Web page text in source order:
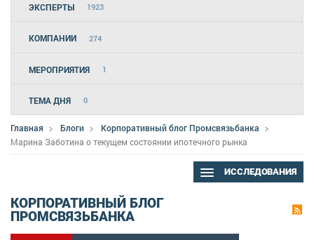
ЭКСПЕРТЫ 1923
КОМПАНИИ 274
МЕРОПРИЯТИЯ 1
ТЕМА ДНЯ 0
Главная Блоги
Корпоративный блог Промсвязьбанка
Марина Заботина о текущем состоянии ипотечного рынка
ИССЛЕДОВАНИЯ
КОРПОРАТИВНЫЙ БЛОГ
ПРОМСВЯЗЬБАНКА